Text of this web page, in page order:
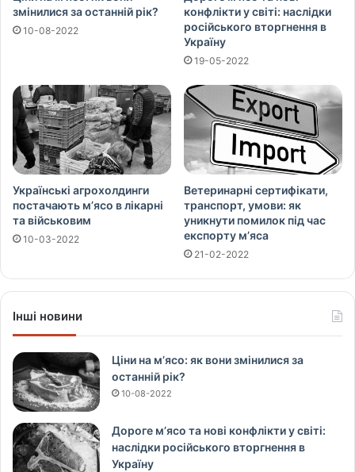
змінилися за останній рік?
10-08-2022
конфлікти у світі: наслідки
російського вторгнення в
Україну
19-05-2022
Українські агрохолдинги
постачають м’ясо в лікарні
та військовим
10-03-2022
Ветеринарні сертифікати,
транспорт, умови: як
уникнути помилок під час
експорту м’яса
21-02-2022
Інші новини
Ціни на м’ясо: як вони змінилися за
останній рік?
10-08-2022
Дороге м’ясо та нові конфлікти у світі:
наслідки російського вторгнення в
Україну